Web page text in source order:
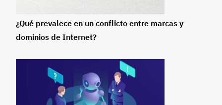
¿Qué prevalece en un conflicto entre marcas y
dominios de Internet?